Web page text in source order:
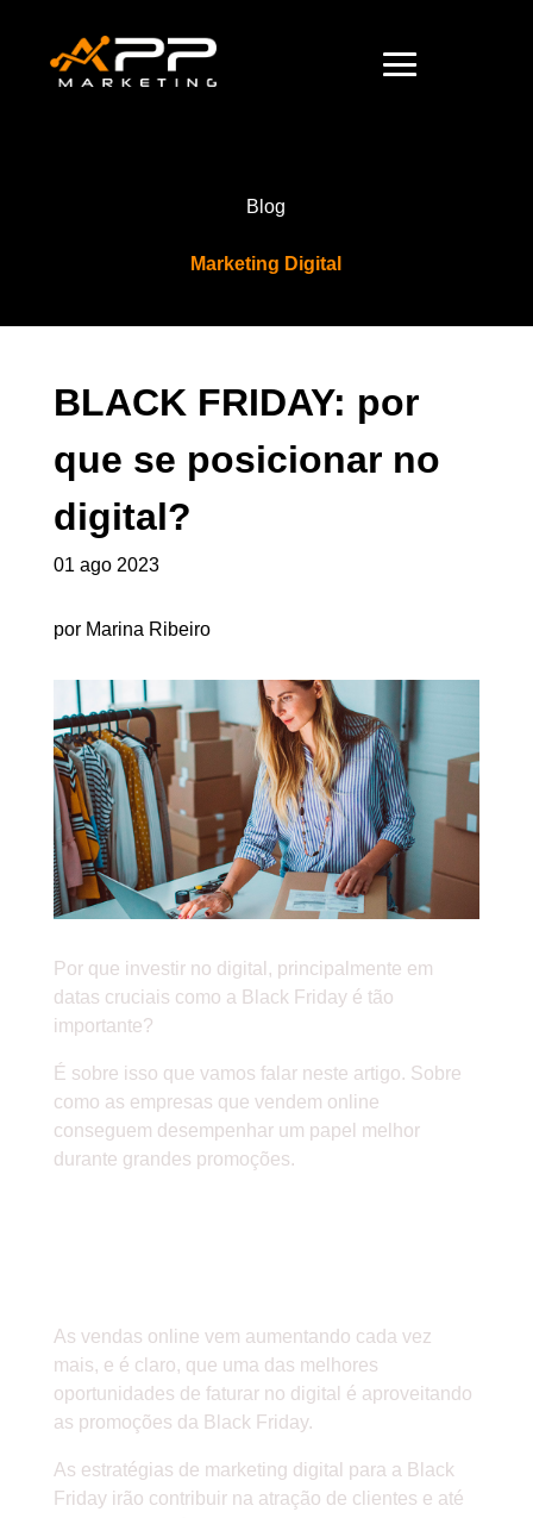
Blog
Marketing Digital
BLACK FRIDAY: por
que se posicionar no
digital?
01 ago 2023
por Marina Ribeiro
Por que investir no digital, principalmente em
datas cruciais como a Black Friday é tão
importante?
É sobre isso que vamos falar neste artigo. Sobre
como as empresas que vendem online
conseguem desempenhar um papel melhor
durante grandes promoções.
As vendas online vem aumentando cada vez
mais, e é claro, que uma das melhores
oportunidades de faturar no digital é aproveitando
as promoções da Black Friday.
As estratégias de marketing digital para a Black
Friday irão contribuir na atração de clientes e até